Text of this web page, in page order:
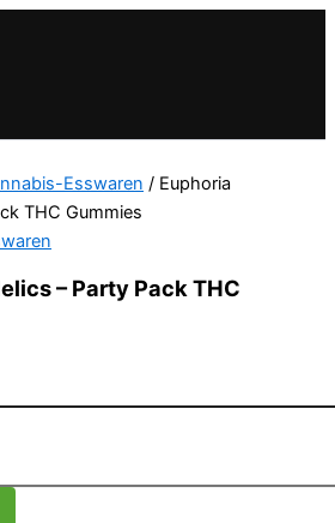
Esswaren / Euphoria
THC Gummies
– Party Pack THC